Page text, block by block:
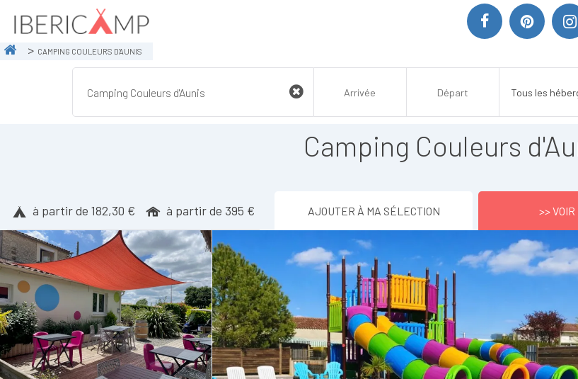
CAMPING COULEURS D'AUNIS
Camping Couleurs
à partir de 182,30 € à partir de 395 € AJOUTER À MA SÉLECTION >>